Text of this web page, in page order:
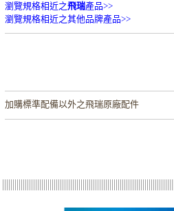
瀏覽規格相近之飛瑞產品>>
瀏覽規格相近之其他品牌產品>>
加購標準配備以外之飛瑞原廠配件